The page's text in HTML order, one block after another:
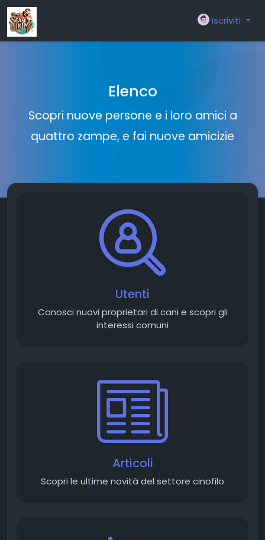
Iscriviti
Elenco
Scopri nuove persone e i loro amici a
quattro zampe, e fai nuove amicizie
Utenti
Conosci nuovi proprietari di cani e scopri gli
interessi comuni
Articoli
Scopri le ultime novità del settore cinofilo